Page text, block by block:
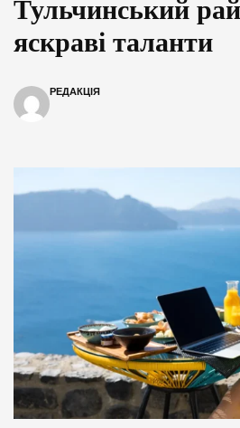
Тульчинський
яскраві таланти
РЕДАКЦІЯ